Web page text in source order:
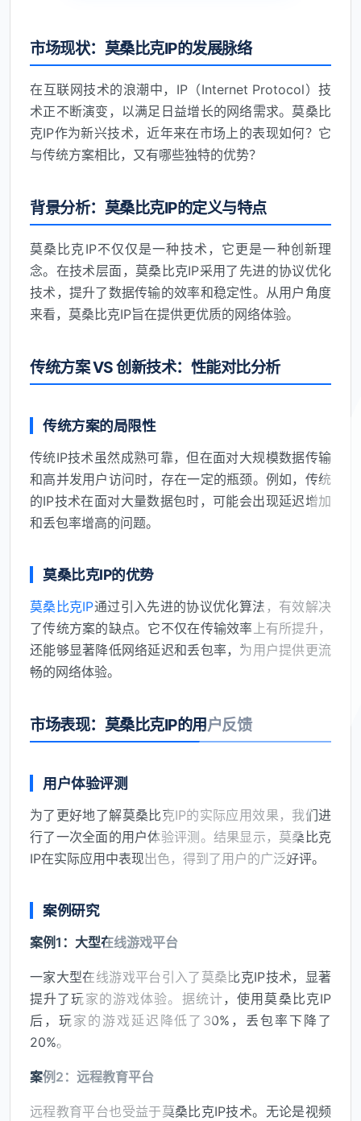
市场现状：莫桑比克IP的发展脉络
在互联网技术的浪潮中，IP（Internet Protocol）技
术正不断演变，以满足日益增长的网络需求。莫桑比
克IP作为新兴技术，近年来在市场上的表现如何？它
与传统方案相比，又有哪些独特的优势？
背景分析：莫桑比克IP的定义与特点
莫桑比克IP不仅仅是一种技术，它更是一种创新理
念。在技术层面，莫桑比克IP采用了先进的协议优化
技术，提升了数据传输的效率和稳定性。从用户角度
来看，莫桑比克IP旨在提供更优质的网络体验。
传统方案 VS 创新技术：性能对比分析
传统方案的局限性
传统IP技术虽然成熟可靠，但在面对大规模数据传输
和高并发用户访问时，存在一定的瓶颈。例如，传统
的IP技术在面对大量数据包时，可能会出现延迟增加
和丢包率增高的问题。
莫桑比克IP的优势
莫桑比克IP通过引入先进的协议优化算法，有效解决
了传统方案的缺点。它不仅在传输效率上有所提升，
还能够显著降低网络延迟和丢包率，为用户提供更流
畅的网络体验。
市场表现：莫桑比克IP的用户反馈
用户体验评测
为了更好地了解莫桑比克IP的实际应用效果，我们进
行了一次全面的用户体验评测。结果显示，莫桑比克
IP在实际应用中表现出色，得到了用户的广泛好评。
案例研究
案例1：大型在线游戏平台
一家大型在线游戏平台引入了莫桑比克IP技术，显著
提升了玩家的游戏体验。据统计，使用莫桑比克IP
后，玩家的游戏延迟降低了30%，丢包率下降了
20%。
案例2：远程教育平台
远程教育平台也受益于莫桑比克IP技术。无论是视频